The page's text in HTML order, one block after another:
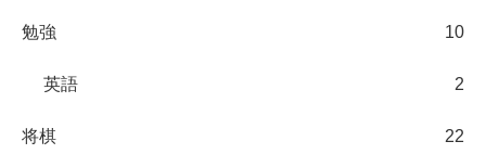
勉強 10
英語 2
将棋 22